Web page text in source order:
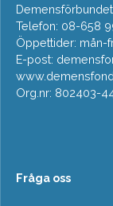
Telefon: 08-658
Öppettider: mån-
E-post:
Org.nr: 802403-
Fråga oss